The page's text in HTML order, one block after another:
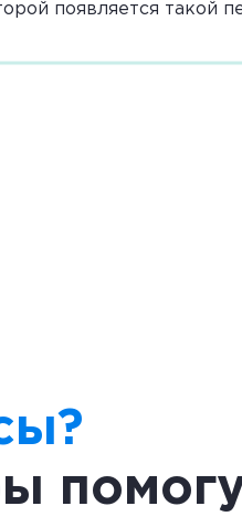
появляется такой
по сторонам посмотрела
Но Цапле жених не
Журавлем. Пришла она
несколько раз.
героев, а также